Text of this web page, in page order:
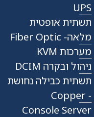
UPS
תשתית אופטית
מלאה- Fiber Optic
מערכות KVM
ניהול ובקרה DCIM
תשתית כבילה נחושת
- Copper
Console Server